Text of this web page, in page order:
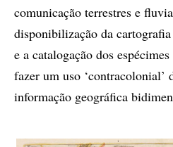
comunicação terrestres e
disponibilização da
e a catalogação dos
fazer um uso ‘contracolonial’
informação geográfica